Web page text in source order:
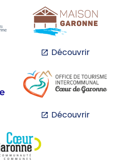
Découvrir
Découvrir